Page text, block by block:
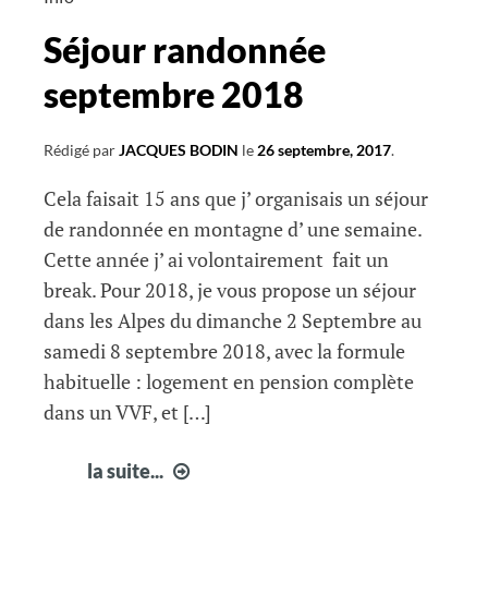
Séjour randonnée
septembre 2018
Rédigé parJACQUES BODIN le 26 septembre, 2017.
Cela faisait 15 ans que j’ organisais un séjour
de randonnée en montagne d’ une semaine.
Cette année j’ ai volontairement fait un
break. Pour 2018, je vous propose un séjour
dans les Alpes du dimanche 2 Septembre au
samedi 8 septembre 2018, avec la formule
habituelle : logement en pension complète
dans un VVF, et […]
la suite...